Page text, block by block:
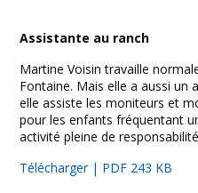
Assistante au ranch
Martine Voisin travaille
Fontaine. Mais elle a aussi un
elle assiste les moniteurs et
pour les enfants fréquentant
activité pleine de
Télécharger | PDF 243 KB